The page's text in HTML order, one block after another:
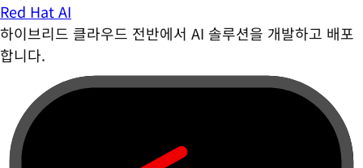
Red Hat AI
하이브리드 클라우드 전반에서 AI 솔루션을 개발하고 배포
합니다.